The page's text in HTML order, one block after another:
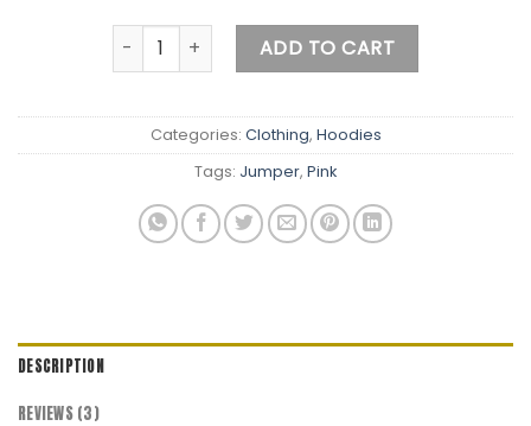
Patient Ninja quantityADD TO CART
Categories: Clothing, Hoodies
Tags: Jumper, Pink
DESCRIPTION
REVIEWS (3)